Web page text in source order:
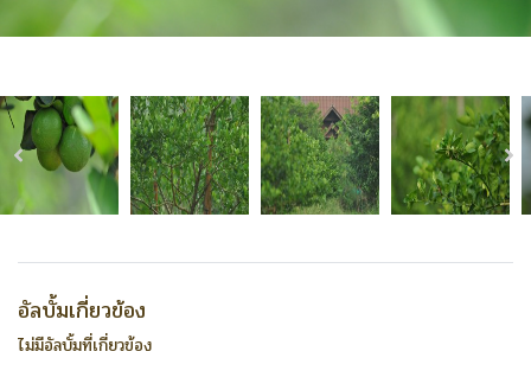
อัลบั้มเกี่ยวข้อง
ไม่มีอัลบั้มที่เกี่ยวข้อง